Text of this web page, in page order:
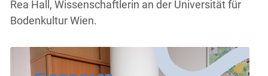
Rea Hall, Wissenschaftlerin an der Universität für
Bodenkultur Wien.